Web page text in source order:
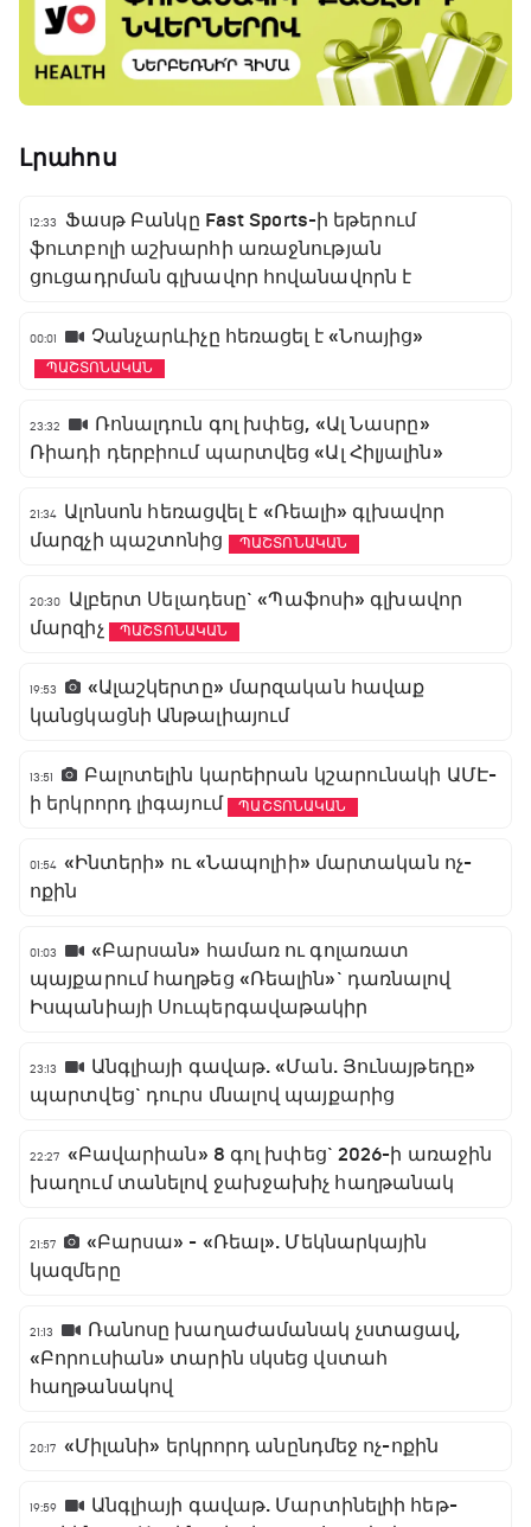
Լրահոս
12:33
Ֆասթ Բանկը Fast Sports-ի եթերում
ֆուտբոլի աշխարհի առաջնության
ցուցադրման գլխավոր հովանավորն է
00:01 Չանչարևիչը հեռացել է «Նոայից»
ՊԱՇՏՈՆԱԿԱՆ
23:32
Ռոնալդուն գոլ խփեց, «Ալ Նասրը»
Ռիադի դերբիում պարտվեց «Ալ Հիլյալին»
21:34 Ալոնսոն հեռացվել է «Ռեալի» գլխավոր
մարզչի պաշտոնից
ՊԱՇՏՈՆԱԿԱՆ
20:30
Ալբերտ Սելադեսը` «Պաֆոսի» գլխավոր
մարզիչ
ՊԱՇՏՈՆԱԿԱՆ
19:53
«Ալաշկերտը» մարզական հավաք
կանցկացնի Անթալիայում
13:51
Բալոտելին կարեիրան կշարունակի ԱՄԷ-
ի երկրորդ լիգայում
ՊԱՇՏՈՆԱԿԱՆ
01:54 «Ինտերի» ու «Նապոլիի» մարտական ոչ-
ոքին
01:03
«Բարսան» համառ ու գոլառատ
պայքարում հաղթեց «Ռեալին»` դառնալով
Իսպանիայի Սուպերգավաթակիր
23:13
Անգլիայի գավաթ. «Ման. Յունայթեդը»
պարտվեց` դուրս մնալով պայքարից
22:27 «Բավարիան» 8 գոլ խփեց` 2026-ի առաջին
խաղում տանելով ջախջախիչ հաղթանակ
21:57
«Բարսա» - «Ռեալ». Մեկնարկային
կազմերը
21:13
Ռանոսը խաղաժամանակ չստացավ,
«Բորուսիան» տարին սկսեց վստահ
հաղթանակով
20:17 «Միլանի» երկրորդ անընդմեջ ոչ-ոքին
19:59
Անգլիայի գավաթ. Մարտինելիի հեթ-